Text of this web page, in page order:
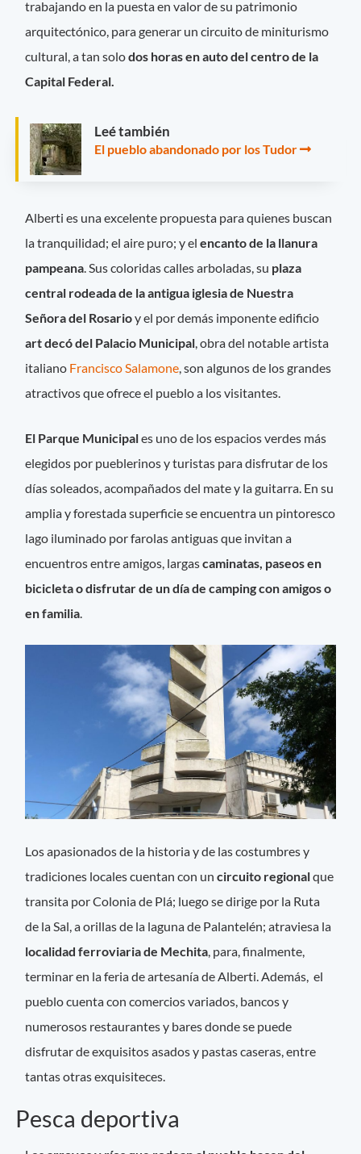
trabajando en la puesta en valor de su patrimonio
arquitectónico, para generar un circuito de miniturismo
cultural, a tan solodos horas en auto del centro de la
Capital Federal.
Leé también
El pueblo abandonado por los Tudor
Alberti es una excelente propuesta para quienes buscan
la tranquilidad; el aire puro; y elencanto de la llanura
pampeana. Sus coloridas calles arboladas, su plaza
central rodeada de la antigua iglesia de Nuestra
Señora del Rosarioy el por demás imponente edificio
art decó del Palacio Municipal, obra del notable artista
italiano Francisco Salamone, son algunos de los grandes
atractivos que ofrece el pueblo a los visitantes.
El Parque Municipales uno de los espacios verdes más
elegidos por pueblerinos y turistas para disfrutar de los
días soleados, acompañados del mate y la guitarra. En su
amplia y forestada superficie se encuentra un pintoresco
lago iluminado por farolas antiguas que invitan a
encuentros entre amigos, largascaminatas, paseos en
bicicleta o disfrutar de un día de camping con amigos o
en familia
Los apasionados de la historia y de las costumbres y
tradiciones locales cuentan con un circuito regionalque
transita por Colonia de Plá; luego se dirige por la Ruta
de la Sal, a orillas de la laguna de Palantelén; atraviesa la
localidad ferroviaria de Mechita, para, finalmente,
terminar en la feria de artesanía de Alberti. Además, el
pueblo cuenta con comercios variados, bancos y
numerosos restaurantes y bares donde se puede
disfrutar de exquisitos asados y pastas caseras, entre
tantas otras exquisiteces.
Pesca deportiva